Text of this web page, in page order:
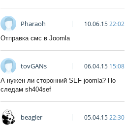
Pharaoh 10.06.1522:02
Отправка смс в Joomla
tovGANs 06.04.15 15:08
А нужен ли сторонний SEF joomla? По
следам sh404sef
beagler 05.04.1522:30